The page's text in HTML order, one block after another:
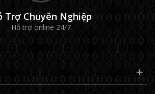
Trợ Chuyên Nghiệp
Hỗ trợ online 24/7